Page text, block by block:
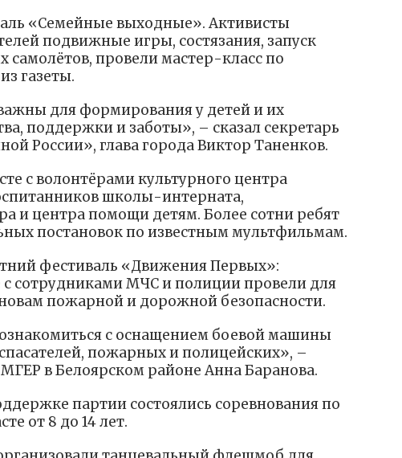
«Семейные выходные». Активисты
подвижные игры, состязания, запуск
самолётов, провели мастер-класс по
газеты.
для формирования у детей и их
поддержки и заботы», – сказал секретарь
России», глава города Виктор Таненков.
с волонтёрами культурного центра
школы-интерната,
и центра помощи детям. Более сотни ребят
постановок по известным мультфильмам.
фестиваль «Движения Первых»:
сотрудниками МЧС и полиции провели для
пожарной и дорожной безопасности.
с оснащением боевой машины
пожарных и полицейских», –
в Белоярском районе Анна Баранова.
партии состоялись соревнования по
от 8 до 14 лет.